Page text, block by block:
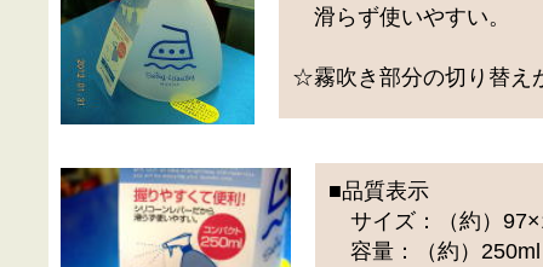
滑らず使いやすい。
☆霧吹き部分の切り替え
■品質表示
サイズ：（約）
容量：（約）250ml